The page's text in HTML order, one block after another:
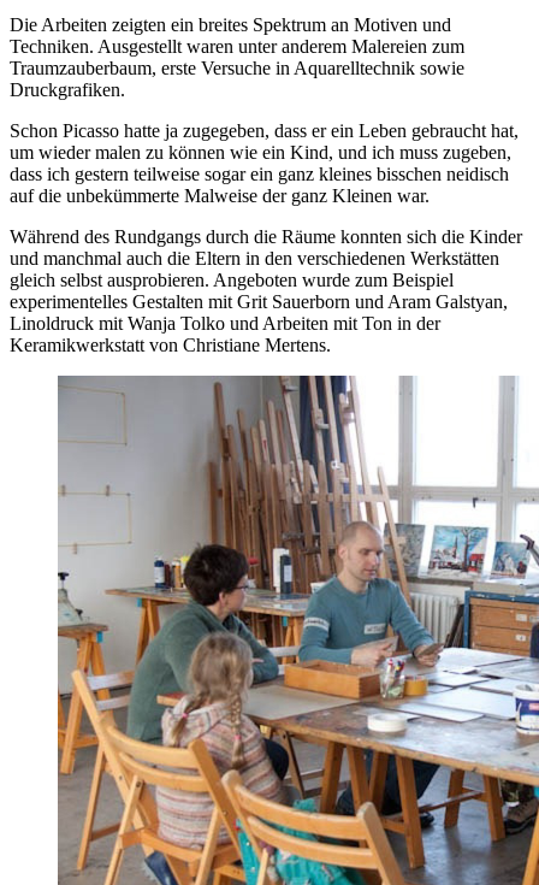
Die Arbeiten zeigten ein breites Spektrum an Motiven und
Techniken. Ausgestellt waren unter anderem Malereien zum
Traumzauberbaum, erste Versuche in Aquarelltechnik sowie
Druckgrafiken.
Schon Picasso hatte ja zugegeben, dass er ein Leben gebraucht hat,
um wieder malen zu können wie ein Kind, und ich muss zugeben,
dass ich gestern teilweise sogar ein ganz kleines bisschen neidisch
auf die unbekümmerte Malweise der ganz Kleinen war.
Während des Rundgangs durch die Räume konnten sich die Kinder
und manchmal auch die Eltern in den verschiedenen Werkstätten
gleich selbst ausprobieren. Angeboten wurde zum Beispiel
experimentelles Gestalten mit Grit Sauerborn und Aram Galstyan,
Linoldruck mit Wanja Tolko und Arbeiten mit Ton in der
Keramikwerkstatt von Christiane Mertens.